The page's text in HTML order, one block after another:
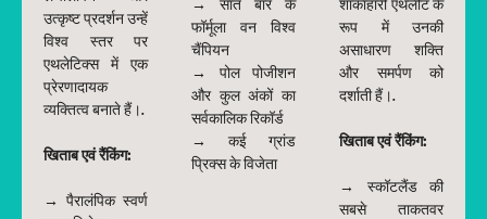
उत्कृष्ट प्रदर्शन उन्हें
विश्व स्तर पर
एथलेटिक्स में एक
प्रेरणादायक
व्यक्तित्व बनाते हैं।.
खिताब एवं रैंकिंग:
→ पैरालंपिक स्वर्ण
→ सात बार के
फॉर्मूला वन विश्व
चैंपियन
→ पोल पोजीशन
और कुल अंकों का
सर्वकालिक रिकॉर्ड
→ कई ग्रांड
प्रिक्स के विजेता
शाकाहारी एथलीट के
रूप में उनकी
असाधारण शक्ति
और समर्पण को
दर्शाती हैं।.
खिताब एवं रैंकिंग:
→ स्कॉटलैंड की
सबसे ताकतवर